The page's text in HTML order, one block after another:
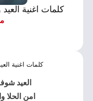
كلمات اغنية
كلمات اغنية
العيد
امن